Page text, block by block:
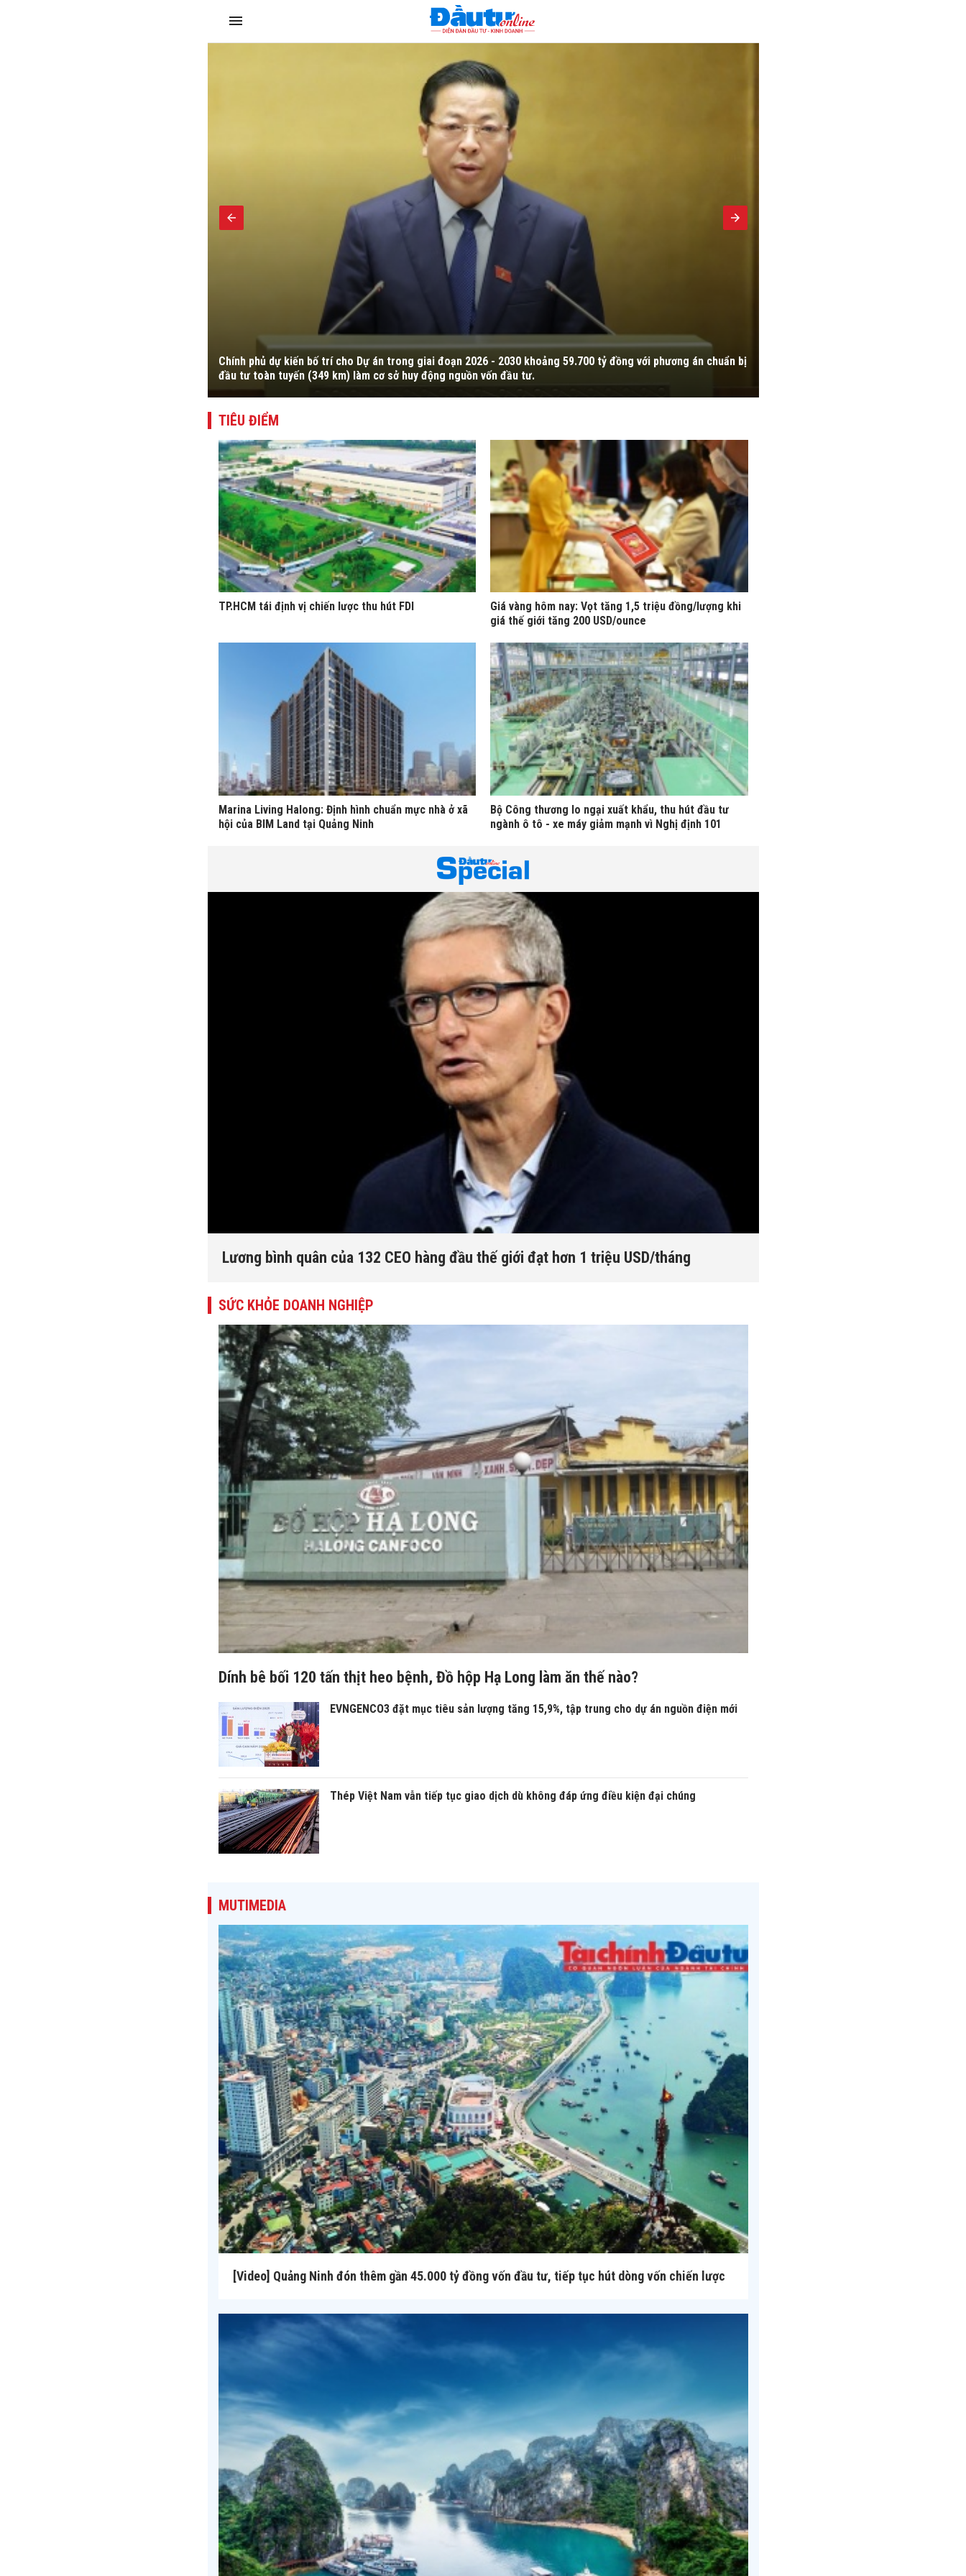
Chính phủ dự kiến bố trí cho Dự án trong giai đoạn 2026 - 2030 khoảng 59.700 tỷ đồng với phương án chuẩn bị
đầu tư toàn tuyến (349 km) làm cơ sở huy động nguồn vốn đầu tư.
TIÊU ĐIỂM
TP.HCM tái định vị chiến lược thu hút FDI
Giá vàng hôm nay: Vọt tăng 1,5 triệu đồng/lượng khi
giá thế giới tăng 200 USD/ounce
Marina Living Halong: Định hình chuẩn mực nhà ở xã
hội của BIM Land tại Quảng Ninh
Bộ Công thương lo ngại xuất khẩu, thu hút đầu tư
ngành ô tô - xe máy giảm mạnh vì Nghị định 101
Lương bình quân của 132 CEO hàng đầu thế giới đạt hơn 1 triệu USD/tháng
SỨC KHỎE DOANH NGHIỆP
Dính bê bối 120 tấn thịt heo bệnh, Đồ hộp Hạ Long làm ăn thế nào?
EVNGENCO3 đặt mục tiêu sản lượng tăng 15,9%, tập trung cho dự án nguồn điện mới
Thép Việt Nam vẫn tiếp tục giao dịch dù không đáp ứng điều kiện đại chúng
MUTIMEDIA
[Video] Quảng Ninh đón thêm gần 45.000 tỷ đồng vốn đầu tư, tiếp tục hút dòng vốn chiến lược